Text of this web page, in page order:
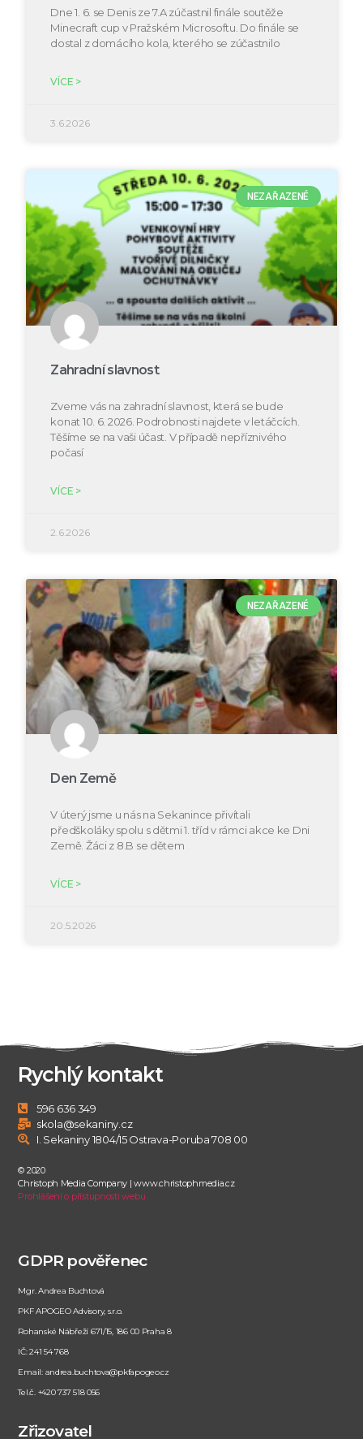
Dne 1. 6. se Denis ze 7.A zúčastnil finále soutěže
Minecraft cup v Pražském Microsoftu. Do finále se
dostal z domácího kola, kterého se zúčastnilo
VÍCE >
3.6.2026
NEZAŘAZENÉ
Zahradní slavnost
Zveme vás na zahradní slavnost, která se bude
konat 10. 6. 2026. Podrobnosti najdete v letáčcích.
Těšíme se na vaši účast. V případě nepříznivého
počasí
VÍCE >
2.6.2026
NEZAŘAZENÉ
Den Země
V úterý jsme u nás na Sekanince přivítali
předškoláky spolu s dětmi 1. tříd v rámci akce ke Dni
Země. Žáci z 8.B se dětem
VÍCE >
20.5.2026
Rychlý kontakt
596 636 349
skola@sekaniny.cz
I. Sekaniny 1804/15 Ostrava-Poruba 708 00
© 2020
Christoph Media Company | www.christophmedia.cz
Prohlášení o přístupnosti webu
GDPR pověřenec
Mgr. Andrea Buchtová
PKF APOGEO Advisory, s.r.o.
Rohanské Nábřeží 671/15, 186 00 Praha 8
IČ: 241 54 768
Email: andrea.buchtova@pkfapogeo.cz
Tel.č. +420 737 518 056
Zřizovatel